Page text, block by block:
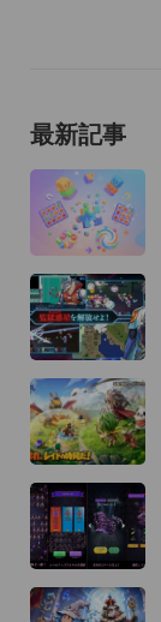
最新記事